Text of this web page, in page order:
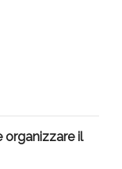
organizzare il